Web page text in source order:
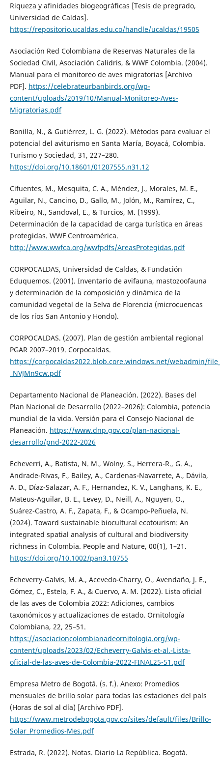
Riqueza y afinidades biogeográficas [Tesis de pregrado,
Universidad de Caldas].
https://repositorio.ucaldas.edu.co/handle/ucaldas/19505
Asociación Red Colombiana de Reservas Naturales de la
Sociedad Civil, Asociación Calidris, & WWF Colombia. (2004).
Manual para el monitoreo de aves migratorias [Archivo
PDF]. https://celebrateurbanbirds.org/wp-
content/uploads/2019/10/Manual-Monitoreo-Aves-
Migratorias.pdf
Bonilla, N., & Gutiérrez, L. G. (2022). Métodos para evaluar el
potencial del aviturismo en Santa María, Boyacá, Colombia.
Turismo y Sociedad, 31, 227–280.
https://doi.org/10.18601/01207555.n31.12
Cifuentes, M., Mesquita, C. A., Méndez, J., Morales, M. E.,
Aguilar, N., Cancino, D., Gallo, M., Jolón, M., Ramírez, C.,
Ribeiro, N., Sandoval, E., & Turcios, M. (1999).
Determinación de la capacidad de carga turística en áreas
protegidas. WWF Centroamérica.
http://www.wwfca.org/wwfpdfs/AreasProtegidas.pdf
CORPOCALDAS, Universidad de Caldas, & Fundación
Eduquemos. (2001). Inventario de avifauna, mastozoofauna
y determinación de la composición y dinámica de la
comunidad vegetal de la Selva de Florencia (microcuencas
de los ríos San Antonio y Hondo).
CORPOCALDAS. (2007). Plan de gestión ambiental regional
PGAR 2007–2019. Corpocaldas.
https://corpocaldas2022.blob.core.windows.net/webadmin/
_NVJMn9cw.pdf
Departamento Nacional de Planeación. (2022). Bases del
Plan Nacional de Desarrollo (2022–2026): Colombia, potencia
mundial de la vida. Versión para el Consejo Nacional de
Planeación. https://www.dnp.gov.co/plan-nacional-
desarrollo/pnd-2022-2026
Echeverri, A., Batista, N. M., Wolny, S., Herrera-R., G. A.,
Andrade-Rivas, F., Bailey, A., Cardenas-Navarrete, A., Dávila,
A. D., Díaz-Salazar, A. F., Hernandez, K. V., Langhans, K. E.,
Mateus-Aguilar, B. E., Levey, D., Neill, A., Nguyen, O.,
Suárez-Castro, A. F., Zapata, F., & Ocampo-Peñuela, N.
(2024). Toward sustainable biocultural ecotourism: An
integrated spatial analysis of cultural and biodiversity
richness in Colombia. People and Nature, 00(1), 1–21.
https://doi.org/10.1002/pan3.10755
Echeverry-Galvis, M. A., Acevedo-Charry, O., Avendaño, J. E.,
Gómez, C., Estela, F. A., & Cuervo, A. M. (2022). Lista oficial
de las aves de Colombia 2022: Adiciones, cambios
taxonómicos y actualizaciones de estado. Ornitología
Colombiana, 22, 25–51.
https://asociacioncolombianadeornitologia.org/wp-
content/uploads/2023/02/Echeverry-Galvis-et-al.-Lista-
oficial-de-las-aves-de-Colombia-2022-FINAL25-51.pdf
Empresa Metro de Bogotá. (s. f.). Anexo: Promedios
mensuales de brillo solar para todas las estaciones del país
(Horas de sol al día) [Archivo PDF].
https://www.metrodebogota.gov.co/sites/default/files/Brillo-
Solar_Promedios-Mes.pdf
Estrada, R. (2022). Notas. Diario La República. Bogotá.